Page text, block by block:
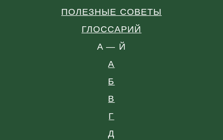
ПОЛЕЗНЫЕ СОВЕТЫ
ГЛОССАРИЙ
A — Й
А
Б
В
Г
Д